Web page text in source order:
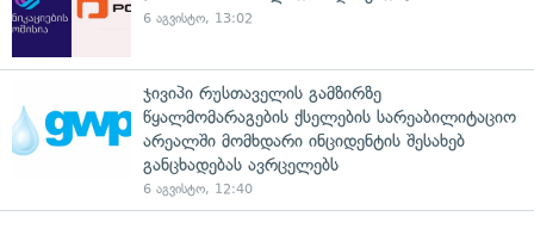
6 აგვისტო, 13:02
ჯივიპი რუსთაველის გამზირზე
წყალმომარაგების ქსელების სარეაბილიტაციო
არეალში მომხდარი ინციდენტის შესახებ
განცხადებას ავრცელებს
6 აგვისტო, 12:40